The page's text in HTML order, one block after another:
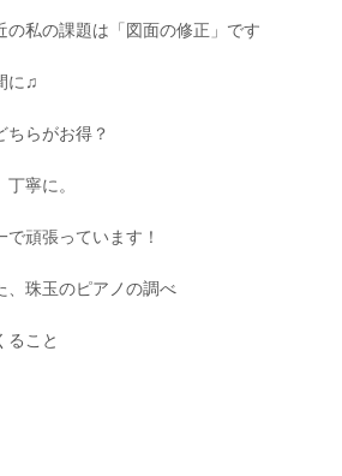
の私の課題は「図面の修正」です
に♫
ちらがお得？
寧に。
頑張っています！
、珠玉のピアノの調べ
ること